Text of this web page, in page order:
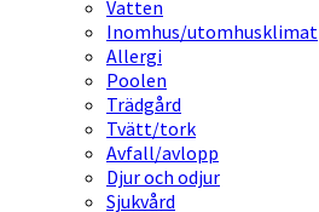
Vatten
Inomhus/utomhusklimat
Allergi
Poolen
Trädgård
Tvätt/tork
Avfall/avlopp
Djur och odjur
Sjukvård